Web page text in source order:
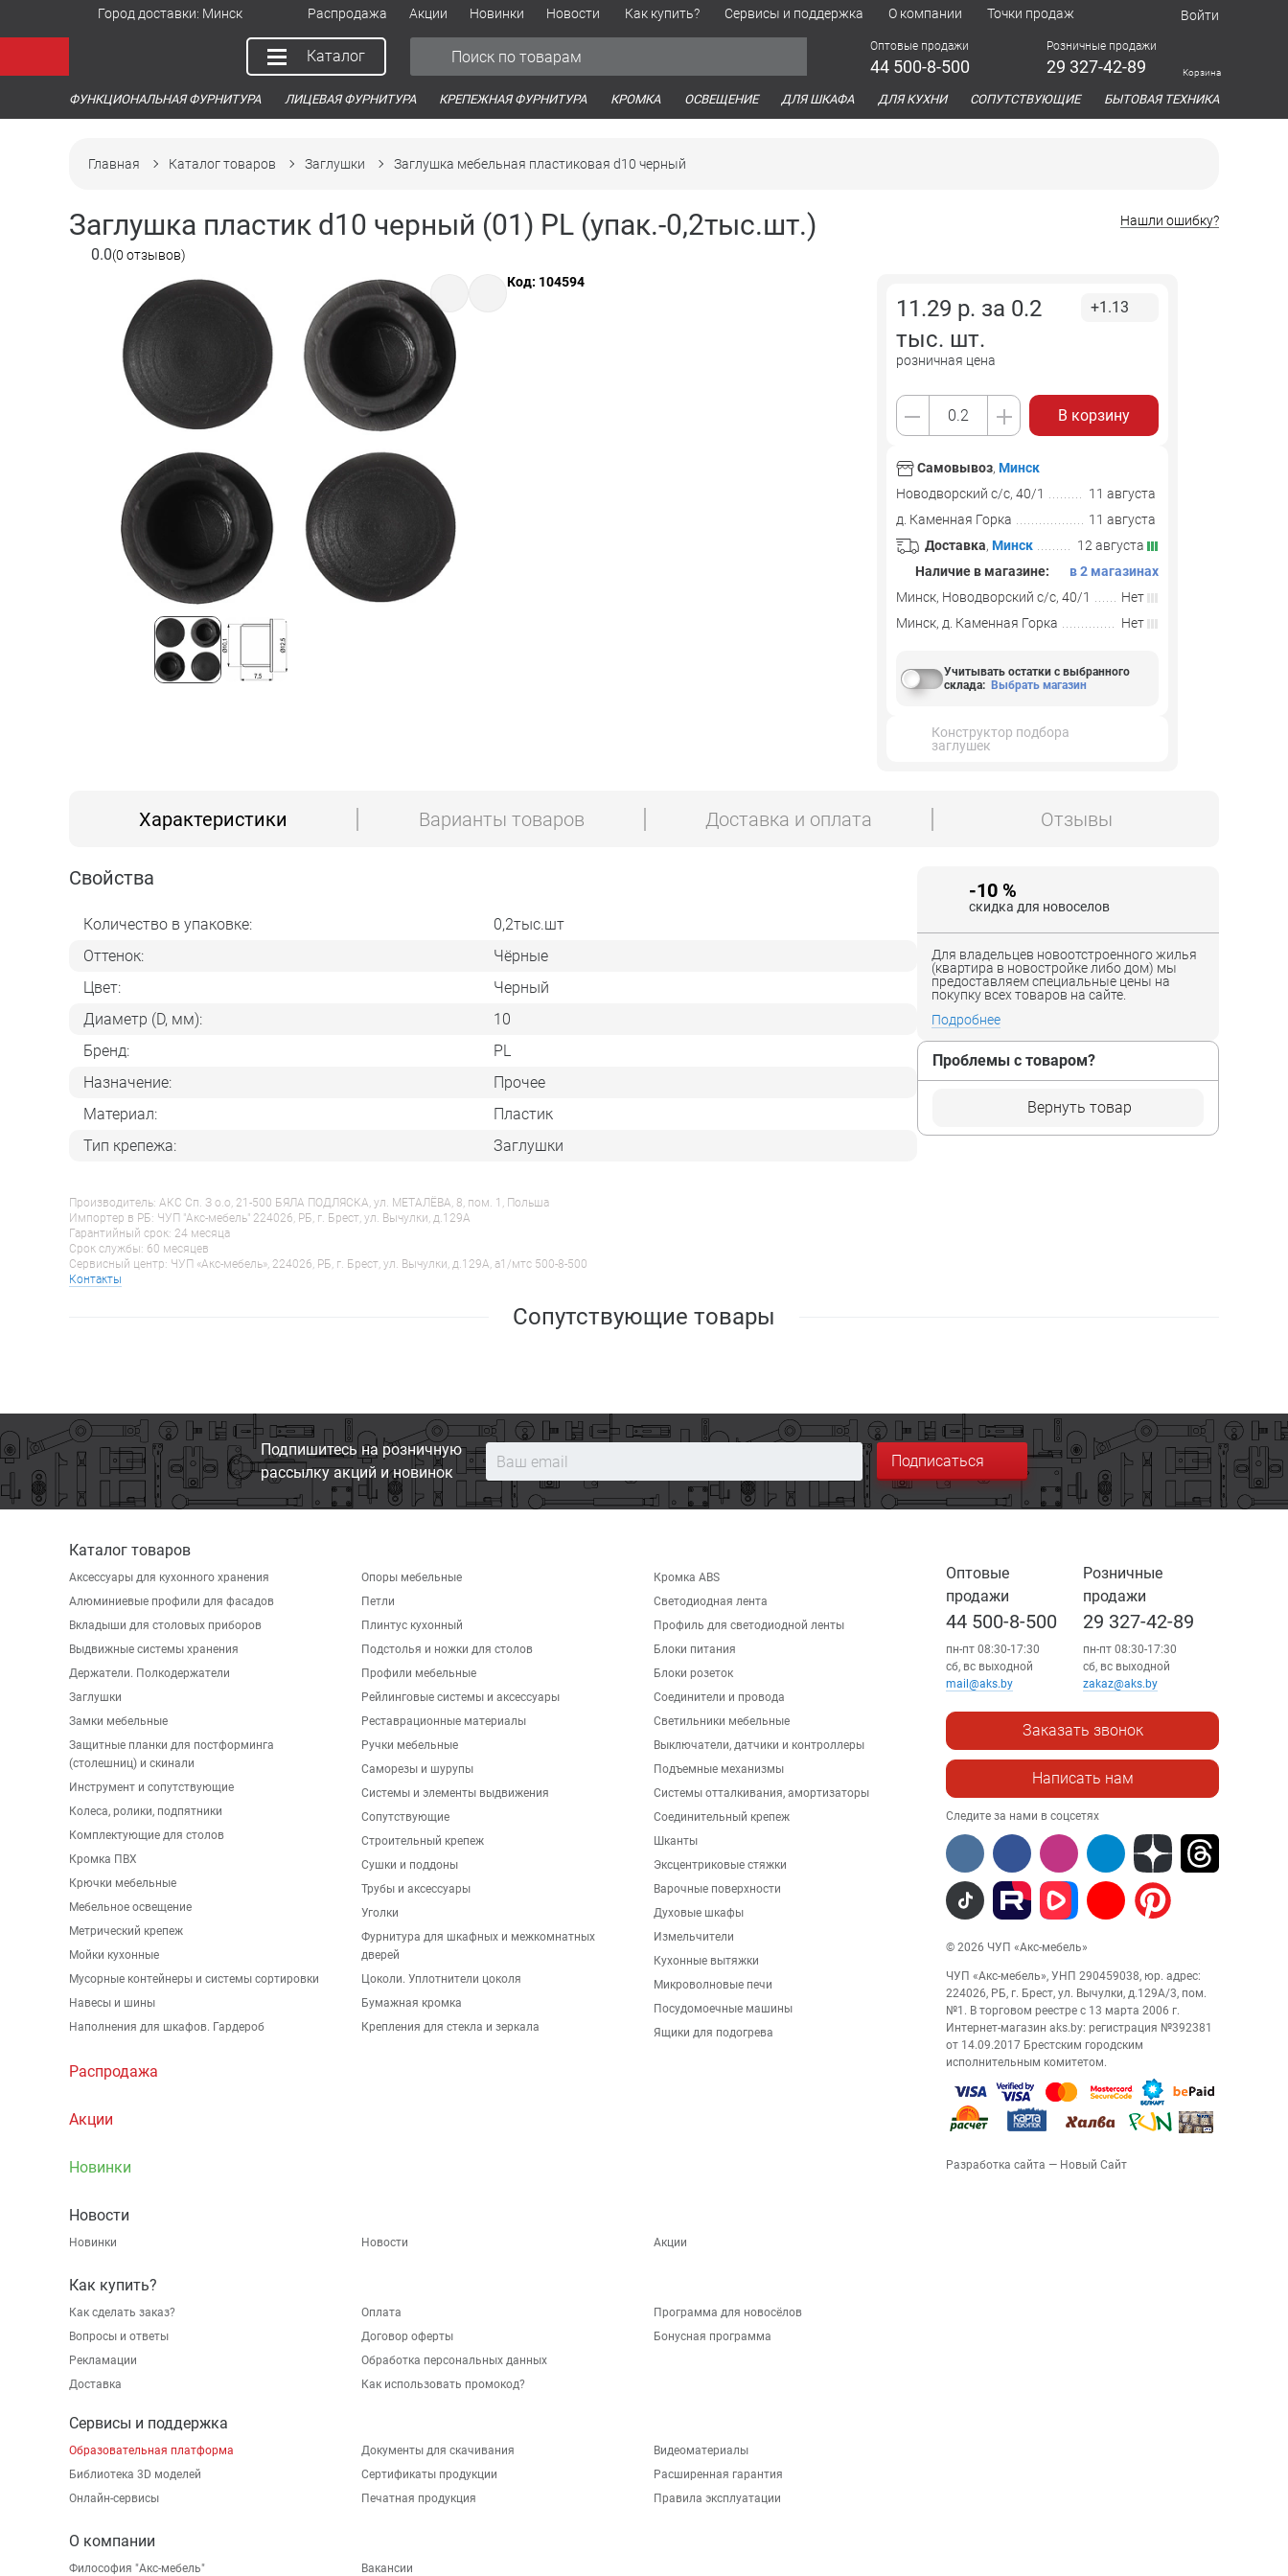
Город доставки: Минск Распродажа Акции Новинки Новости Как купить? Сервисы и поддержка О компании Точки продаж Войти
Каталог
Оптовые продажи
44 500-8-500
Розничные продажи
29 327-42-89 Корзина
ФУНКЦИОНАЛЬНАЯ ФУРНИТУРА ЛИЦЕВАЯ ФУРНИТУРА КРЕПЕЖНАЯ ФУРНИТУРА КРОМКА ОСВЕЩЕНИЕ ДЛЯ ШКАФА ДЛЯ КУХНИ СОПУТСТВУЮЩИЕ БЫТОВАЯ ТЕХНИКА
Главная Каталог товаров Заглушки Заглушка мебельная пластиковая d10 черный
Заглушка пластик d10 черный (01) PL (упак.-0,2тыс.шт.)
0.0(0 отзывов)
Нашли ошибку?
Код: 104594
11.29 р. за 0.2
тыс. шт.
розничная цена
+1.13
В корзину
Самовывоз, Минск
Новодворский с/с, 40/1
11 августа
д. Каменная Горка
11 августа
Доставка, Минск
12 августа
Наличие в магазине:
в 2 магазинах
Минск, Новодворский с/с, 40/1
Нет
Минск, д. Каменная Горка
Нет
Учитывать остатки с выбранного
склада: Выбрать магазин
Конструктор подбора
заглушек
Характеристики Варианты товаров Доставка и оплата Отзывы
Свойства
Количество в упаковке:
0,2тыс.шт
Оттенок:
Чёрные
Цвет:
Черный
Диаметр (D, мм):
10
Бренд:
PL
Назначение:
Прочее
Материал:
Пластик
Тип крепежа:
Заглушки
Производитель: АКС Сп. З о.о, 21-500 БЯЛА ПОДЛЯСКА, ул. МЕТАЛЁВА, 8, пом. 1, Польша
Импортер в РБ: ЧУП "Акс-мебель" 224026, РБ, г. Брест, ул. Вычулки, д.129А
Гарантийный срок: 24 месяца
Срок службы: 60 месяцев
Сервисный центр: ЧУП «Акс-мебель», 224026, РБ, г. Брест, ул. Вычулки, д.129А, a1/мтс 500-8-500
Контакты
-10 %
скидка для новоселов
Для владельцев новоотстроенного жилья
(квартира в новостройке либо дом) мы
предоставляем специальные цены на
покупку всех товаров на сайте.
Подробнее
Проблемы с товаром?
Вернуть товар
Сопутствующие товары
Подпишитесь на розничную
рассылку акций и новинок
Подписаться
Каталог товаров
Аксессуары для кухонного хранения
Алюминиевые профили для фасадов
Вкладыши для столовых приборов
Выдвижные системы хранения
Держатели. Полкодержатели
Заглушки
Замки мебельные
Защитные планки для постформинга
(столешниц) и скинали
Инструмент и сопутствующие
Колеса, ролики, подпятники
Комплектующие для столов
Кромка ПВХ
Крючки мебельные
Мебельное освещение
Метрический крепеж
Мойки кухонные
Мусорные контейнеры и системы сортировки
Навесы и шины
Наполнения для шкафов. Гардероб
Опоры мебельные
Петли
Плинтус кухонный
Подстолья и ножки для столов
Профили мебельные
Рейлинговые системы и аксессуары
Реставрационные материалы
Ручки мебельные
Саморезы и шурупы
Системы и элементы выдвижения
Сопутствующие
Строительный крепеж
Сушки и поддоны
Трубы и аксессуары
Уголки
Фурнитура для шкафных и межкомнатных
дверей
Цоколи. Уплотнители цоколя
Бумажная кромка
Крепления для стекла и зеркала
Кромка ABS
Светодиодная лента
Профиль для светодиодной ленты
Блоки питания
Блоки розеток
Соединители и провода
Светильники мебельные
Выключатели, датчики и контроллеры
Подъемные механизмы
Системы отталкивания, амортизаторы
Соединительный крепеж
Шканты
Эксцентриковые стяжки
Варочные поверхности
Духовые шкафы
Измельчители
Кухонные вытяжки
Микроволновые печи
Посудомоечные машины
Ящики для подогрева
Распродажа
Акции
Новинки
Новости
Новинки Новости Акции
Как купить?
Как сделать заказ?
Вопросы и ответы
Рекламации
Доставка
Оплата
Договор оферты
Обработка персональных данных
Как использовать промокод?
Программа для новосёлов
Бонусная программа
Сервисы и поддержка
Образовательная платформа
Библиотека 3D моделей
Онлайн-сервисы
Документы для скачивания
Сертификаты продукции
Печатная продукция
Видеоматериалы
Расширенная гарантия
Правила эксплуатации
О компании
Философия "Акс-мебель" Вакансии
Оптовые
продажи
44 500-8-500
пн-пт 08:30-17:30
сб, вс выходной
mail@aks.by
Розничные
продажи
29 327-42-89
пн-пт 08:30-17:30
сб, вс выходной
zakaz@aks.by
Заказать звонок
Написать нам
Следите за нами в соцсетях
© 2026 ЧУП «Акс-мебель»
ЧУП «Акс-мебель», УНП 290459038, юр. адрес:
224026, РБ, г. Брест, ул. Вычулки, д.129А/3, пом.
№1. В торговом реестре с 13 марта 2006 г.
Интернет-магазин aks.by: регистрация №392381
от 14.09.2017 Брестским городским
исполнительным комитетом.
Разработка сайта — Новый Сайт